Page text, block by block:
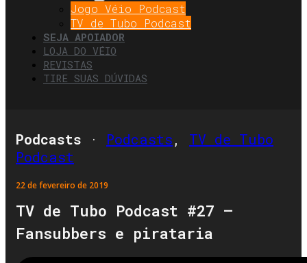
Jogo Véio Podcast
TV de Tubo Podcast
SEJA APOIADOR
LOJA DO VÉIO
REVISTAS
TIRE SUAS DÚVIDAS
Podcasts · Podcasts, TV de Tubo
Podcast
22 de fevereiro de 2019
TV de Tubo Podcast #27 –
Fansubbers e pirataria